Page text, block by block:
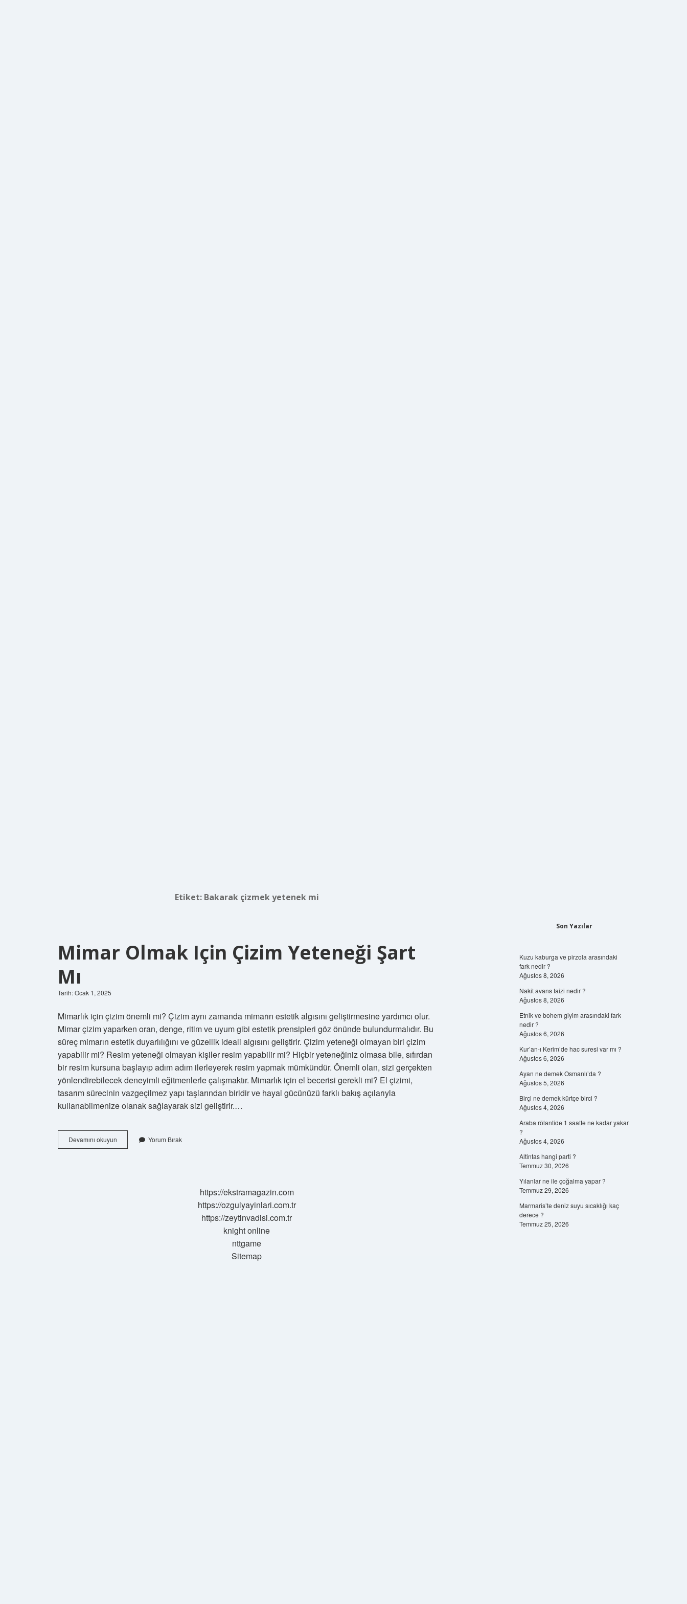
Etiket: Bakarak çizmek yetenek mi
Mimar Olmak Için Çizim Yeteneği Şart
Mı
Tarih: Ocak 1, 2025
Mimarlık için çizim önemli mi? Çizim aynı zamanda mimarın estetik algısını geliştirmesine yardımcı olur.
Mimar çizim yaparken oran, denge, ritim ve uyum gibi estetik prensipleri göz önünde bulundurmalıdır. Bu
süreç mimarın estetik duyarlılığını ve güzellik ideali algısını geliştirir. Çizim yeteneği olmayan biri çizim
yapabilir mi? Resim yeteneği olmayan kişiler resim yapabilir mi? Hiçbir yeteneğiniz olmasa bile, sıfırdan
bir resim kursuna başlayıp adım adım ilerleyerek resim yapmak mümkündür. Önemli olan, sizi gerçekten
yönlendirebilecek deneyimli eğitmenlerle çalışmaktır. Mimarlık için el becerisi gerekli mi? El çizimi,
tasarım sürecinin vazgeçilmez yapı taşlarından biridir ve hayal gücünüzü farklı bakış açılarıyla
kullanabilmenize olanak sağlayarak sizi geliştirir.…
Devamını okuyun
Olmak
Yorum Bırak
https://ekstramagazin.com
https://ozgulyayinlari.com.tr
https://zeytinvadisi.com.tr
knight online
nttgame
Sitemap
Son Yazılar
Kuzu kaburga ve pirzola arasındaki
fark nedir ?
Ağustos 8, 2026
Nakit avans faizi nedir ?
Ağustos 8, 2026
Etnik ve bohem giyim arasındaki fark
nedir ?
Ağustos 6, 2026
Kur’an-ı Kerim’de hac suresi var mı ?
Ağustos 6, 2026
Ayan ne demek Osmanlı’da ?
Ağustos 5, 2026
Birçi ne demek kürtçe birci ?
Ağustos 4, 2026
Araba rölantide 1 saatte ne kadar yakar
?
Ağustos 4, 2026
Altintas hangi parti ?
Temmuz 30, 2026
Yılanlar ne ile çoğalma yapar ?
Temmuz 29, 2026
Marmaris’te deniz suyu sıcaklığı kaç
derece ?
Temmuz 25, 2026